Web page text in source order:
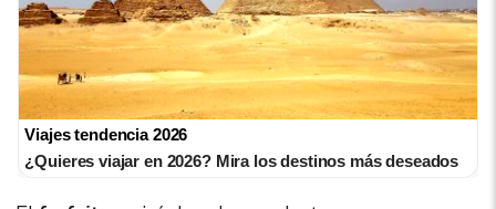
Viajes tendencia 2026
¿Quieres viajar en 2026? Mira los destinos más deseados